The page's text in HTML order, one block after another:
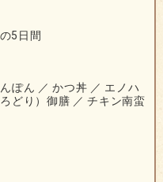
5日間
ぽん ／ かつ丼 ／ エノハ
どり）御膳 ／ チキン南蛮